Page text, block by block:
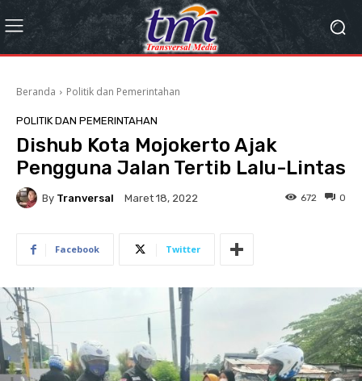
Beranda Politik dan Pemerintahan
POLITIK DAN PEMERINTAHAN
Dishub Kota Mojokerto Ajak
Pengguna Jalan Tertib Lalu-Lintas
By Tranversal Maret 18, 2022 0
672
Facebook Twitter